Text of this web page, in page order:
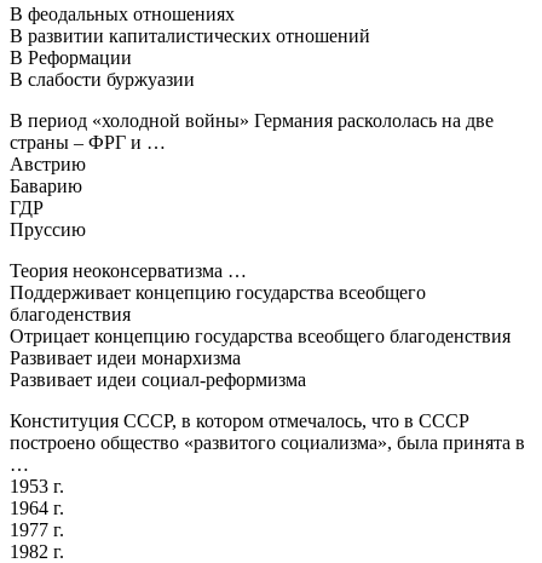
В феодальных отношениях
В развитии капиталистических отношений
В Реформации
В слабости буржуазии
В период «холодной войны» Германия раскололась на две
страны – ФРГ и …
Австрию
Баварию
ГДР
Пруссию
Теория неоконсерватизма …
Поддерживает концепцию государства всеобщего
благоденствия
Отрицает концепцию государства всеобщего благоденствия
Развивает идеи монархизма
Развивает идеи социал-реформизма
Конституция СССР, в котором отмечалось, что в СССР
построено общество «развитого социализма», была принята в
…
1953 г.
1964 г.
1977 г.
1982 г.